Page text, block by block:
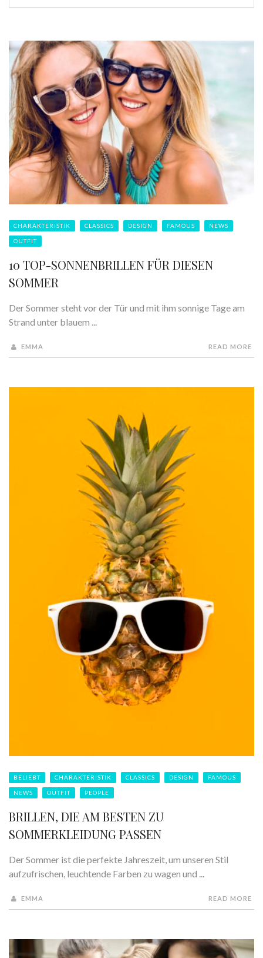
CHARAKTERISTIK CLASSICS DESIGN FAMOUS NEWS
OUTFIT
10 TOP-SONNENBRILLEN FÜR DIESEN
SOMMER
Der Sommer steht vor der Tür und mit ihm sonnige Tage am
Strand unter blauem ...
EMMA READ MORE
BELIEBT CHARAKTERISTIK CLASSICS DESIGN FAMOUS
NEWS OUTFIT PEOPLE
BRILLEN, DIE AM BESTEN ZU
SOMMERKLEIDUNG PASSEN
Der Sommer ist die perfekte Jahreszeit, um unseren Stil
aufzufrischen, leuchtende Farben zu wagen und ...
EMMA READ MORE